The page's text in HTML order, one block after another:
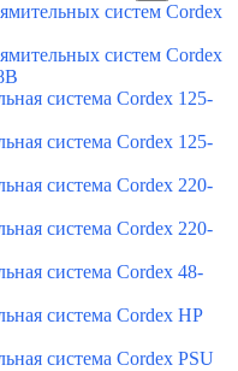
систем Cordex
систем Cordex
система Cordex 125-
система Cordex 125-
система Cordex 220-
система Cordex 220-
система Cordex 48-
система Cordex HP
система Cordex PSU